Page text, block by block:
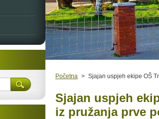
Početna > Sjajan uspjeh ekipe OŠ
Sjajan uspjeh
iz pružanja prve